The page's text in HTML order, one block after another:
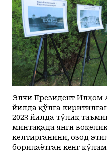
Элчи Президент Илҳом
йилда қўлга
2023 йилда тўлиқ
минтақада янги
келтирганини, озод
борилаётган кенг